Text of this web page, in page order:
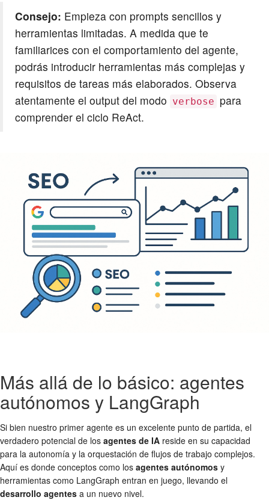
Consejo: Empieza con prompts sencillos y
herramientas limitadas. A medida que te
familiarices con el comportamiento del agente,
podrás introducir herramientas más complejas y
requisitos de tareas más elaborados. Observa
atentamente el output del modo verbose para
comprender el ciclo ReAct.
Más allá de lo básico: agentes
autónomos y LangGraph
Si bien nuestro primer agente es un excelente punto de partida, el
verdadero potencial de los agentes de IA reside en su capacidad
para la autonomía y la orquestación de flujos de trabajo complejos.
Aquí es donde conceptos como los agentes autónomos y
herramientas como LangGraph entran en juego, llevando el
desarrollo agentes a un nuevo nivel.